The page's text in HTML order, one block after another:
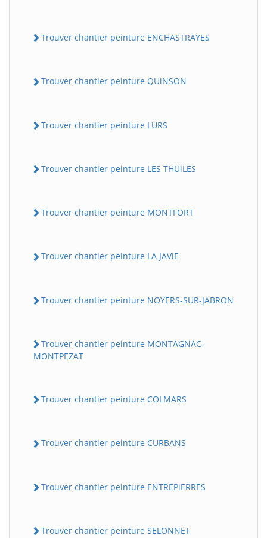
Trouver chantier peinture ENCHASTRAYES
Trouver chantier peinture QUiNSON
Trouver chantier peinture LURS
Trouver chantier peinture LES THUiLES
Trouver chantier peinture MONTFORT
Trouver chantier peinture LA JAViE
Trouver chantier peinture NOYERS-SUR-JABRON
Trouver chantier peinture MONTAGNAC-
MONTPEZAT
Trouver chantier peinture COLMARS
Trouver chantier peinture CURBANS
Trouver chantier peinture ENTREPiERRES
Trouver chantier peinture SELONNET